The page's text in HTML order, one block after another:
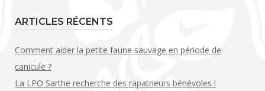
ARTICLES RÉCENTS
Comment aider la petite faune sauvage en période de
canicule ?
La LPO Sarthe recherche des rapatrieurs bénévoles !